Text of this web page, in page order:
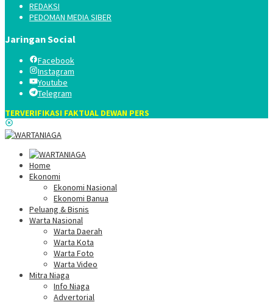
REDAKSI
PEDOMAN MEDIA SIBER
Jaringan Social
Facebook
Instagram
Youtube
Telegram
TERVERIFIKASI FAKTUAL DEWAN PERS
Home
Ekonomi
Ekonomi Nasional
Ekonomi Banua
Peluang & Bisnis
Warta Nasional
Warta Daerah
Warta Kota
Warta Foto
Warta Video
Mitra Niaga
Info Niaga
Advertorial